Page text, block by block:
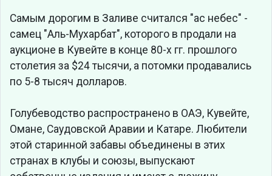
Самым дорогим в Заливе считался "ас небес" -
самец "Аль-Мухарбат", которого в продали на
аукционе в Кувейте в конце 80-х гг. прошлого
столетия за $24 тысячи, а потомки продавались
по 5-8 тысяч долларов.
Голубеводство распространено в ОАЭ, Кувейте,
Омане, Саудовской Аравии и Катаре. Любители
этой старинной забавы объединены в этих
странах в клубы и союзы, выпускают